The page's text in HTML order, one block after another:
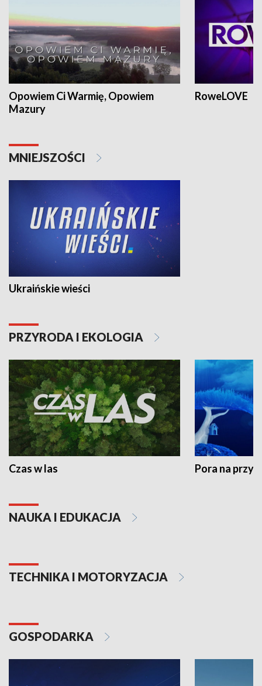
Opowiem Ci Warmię, Opowiem
Mazury
RoweLOVE
MNIEJSZOŚCI
Ukraińskie wieści
PRZYRODA I EKOLOGIA
Czas w las Pora na
NAUKA I EDUKACJA
TECHNIKA I MOTORYZACJA
GOSPODARKA